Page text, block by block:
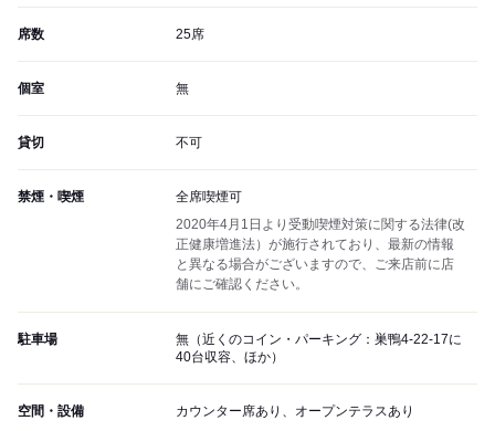
席数 25席
個室 無
貸切 不可
禁煙・喫煙
全席喫煙可
2020年4月1日より受動喫煙対策に関する法律(改
正健康増進法）が施行されており、最新の情報
と異なる場合がございますので、ご来店前に店
舗にご確認ください。
駐車場
無（近くのコイン・パーキング：巣鴨4-22-17に
40台収容、ほか）
空間・設備 カウンター席あり、オープンテラスあり